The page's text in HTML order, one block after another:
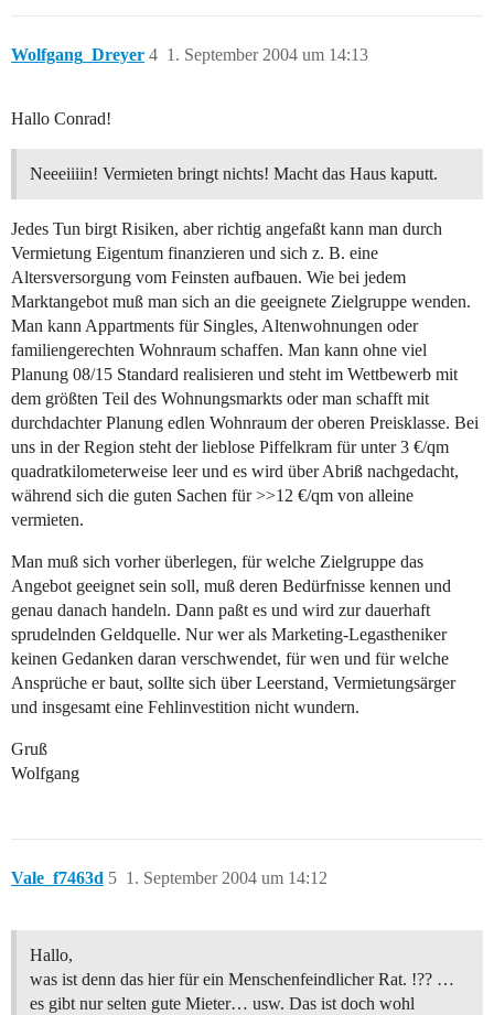
Wolfgang_Dreyer 1. September 2004 um 14:13
4
Hallo Conrad!
Neeeiiiin! Vermieten bringt nichts! Macht das Haus kaputt.
Jedes Tun birgt Risiken, aber richtig angefaßt kann man durch
Vermietung Eigentum finanzieren und sich z. B. eine
Altersversorgung vom Feinsten aufbauen. Wie bei jedem
Marktangebot muß man sich an die geeignete Zielgruppe wenden.
Man kann Appartments für Singles, Altenwohnungen oder
familiengerechten Wohnraum schaffen. Man kann ohne viel
Planung 08/15 Standard realisieren und steht im Wettbewerb mit
dem größten Teil des Wohnungsmarkts oder man schafft mit
durchdachter Planung edlen Wohnraum der oberen Preisklasse. Bei
uns in der Region steht der lieblose Piffelkram für unter 3 €/qm
quadratkilometerweise leer und es wird über Abriß nachgedacht,
während sich die guten Sachen für >>12 €/qm von alleine
vermieten.
Man muß sich vorher überlegen, für welche Zielgruppe das
Angebot geeignet sein soll, muß deren Bedürfnisse kennen und
genau danach handeln. Dann paßt es und wird zur dauerhaft
sprudelnden Geldquelle. Nur wer als Marketing-Legastheniker
keinen Gedanken daran verschwendet, für wen und für welche
Ansprüche er baut, sollte sich über Leerstand, Vermietungsärger
und insgesamt eine Fehlinvestition nicht wundern.
Gruß
Wolfgang
Vale_f7463d 1. September 2004 um 14:12
5
Hallo,
was ist denn das hier für ein Menschenfeindlicher Rat. !?? …
es gibt nur selten gute Mieter… usw. Das ist doch wohl